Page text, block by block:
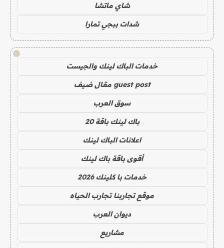
شاي ماتشا
شدات ببجي تمارا
!
خدمات الباك لينك والجيست
guest post مقال ضيف
سوق العرب
باك لينك باقة 20
اعلانات الباك لينك
أقوى باقة باك لينك
خدمات با كلينك 2026
موقع تجاربنا تجارب الحياه
ديوان العرب
مشاريع